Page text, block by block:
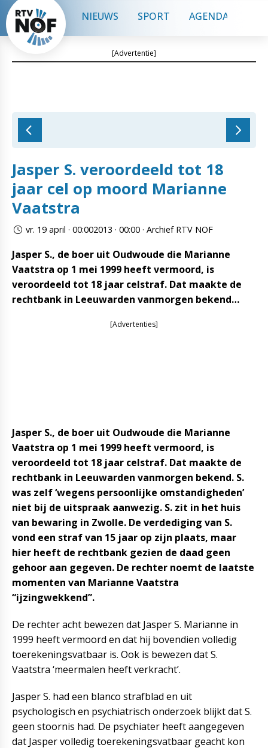
NIEUWS SPORT AGENDA
[Advertentie]
Jasper S. veroordeeld tot 18
jaar cel op moord Marianne
Vaatstra
vr. 19 april · 00:002013 · 00:00 · Archief RTV NOF
Jasper S., de boer uit Oudwoude die Marianne
Vaatstra op 1 mei 1999 heeft vermoord, is
veroordeeld tot 18 jaar celstraf. Dat maakte de
rechtbank in Leeuwarden vanmorgen bekend…
[Advertenties]
Jasper S., de boer uit Oudwoude die Marianne
Vaatstra op 1 mei 1999 heeft vermoord, is
veroordeeld tot 18 jaar celstraf. Dat maakte de
rechtbank in Leeuwarden vanmorgen bekend. S.
was zelf ‘wegens persoonlijke omstandigheden’
niet bij de uitspraak aanwezig. S. zit in het huis
van bewaring in Zwolle. De verdediging van S.
vond een straf van 15 jaar op zijn plaats, maar
hier heeft de rechtbank gezien de daad geen
gehoor aan gegeven. De rechter noemt de laatste
momenten van Marianne Vaatstra
“ijzingwekkend”.
De rechter acht bewezen dat Jasper S. Marianne in
1999 heeft vermoord en dat hij bovendien volledig
toerekeningsvatbaar is. Ook is bewezen dat S.
Vaatstra ‘meermalen heeft verkracht’.
Jasper S. had een blanco strafblad en uit
psychologisch en psychiatrisch onderzoek blijkt dat S.
geen stoornis had. De psychiater heeft aangegeven
dat Jasper volledig toerekeningsvatbaar geacht kon